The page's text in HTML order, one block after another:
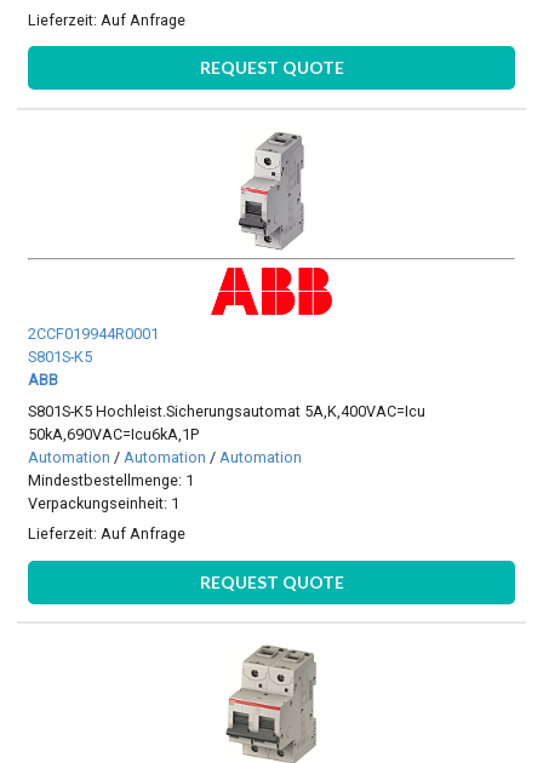
Lieferzeit: Auf Anfrage
REQUEST QUOTE
2CCF019944R0001
S801S-K5
ABB
S801S-K5 Hochleist.Sicherungsautomat 5A,K,400VAC=Icu
50kA,690VAC=Icu6kA,1P
Automation / Automation / Automation
Mindestbestellmenge: 1
Verpackungseinheit: 1
Lieferzeit:Auf Anfrage
REQUEST QUOTE